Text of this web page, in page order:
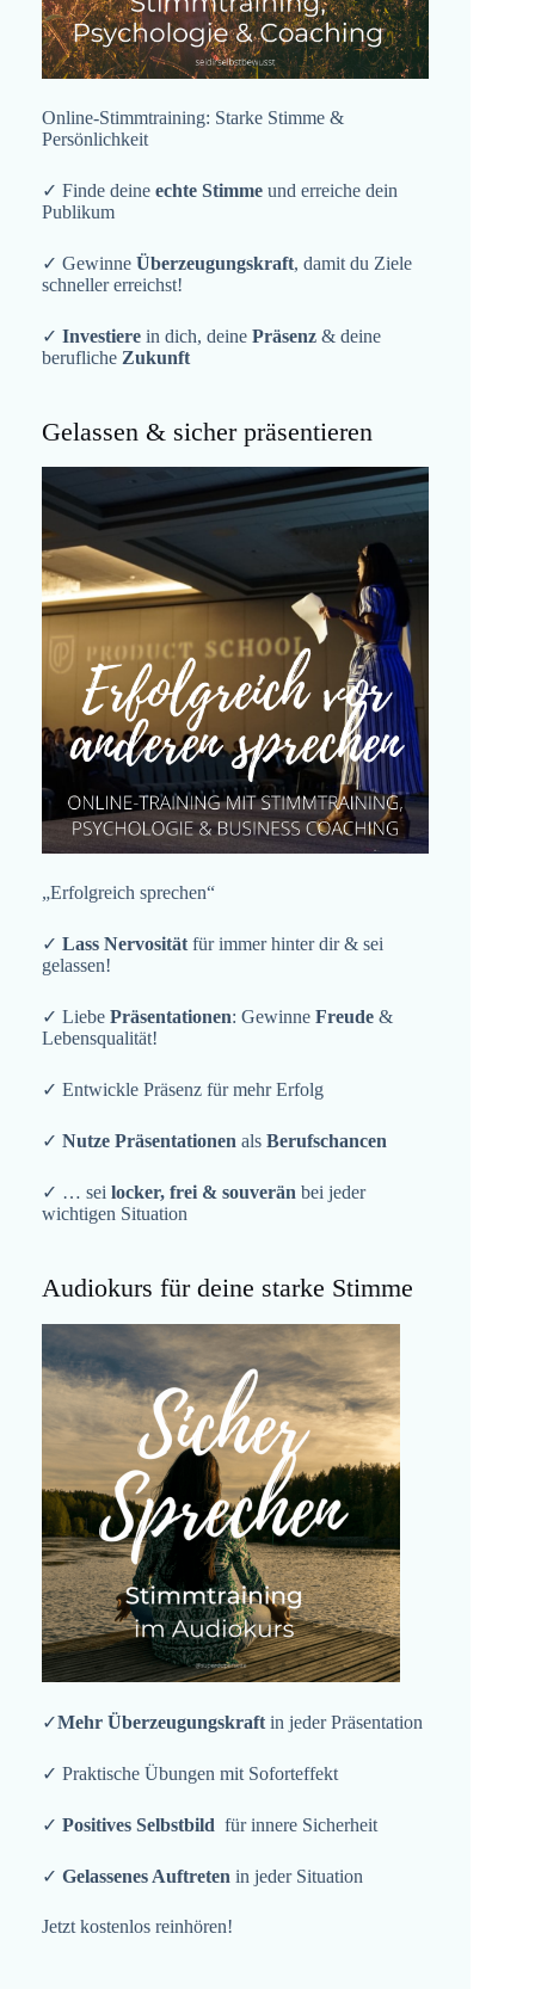
Online-Stimmtraining: Starke Stimme &
Persönlichkeit
✓ Finde deine echte Stimme und erreiche dein
Publikum
✓ Gewinne Überzeugungskraft, damit du Ziele
schneller erreichst!
✓ Investiere in dich, deine Präsenz & deine
berufliche Zukunft
Gelassen & sicher präsentieren
„Erfolgreich sprechen“
✓ Lass Nervositätfür immer hinter dir & sei
gelassen!
✓ Liebe Präsentationen: Gewinne Freude &
Lebensqualität!
✓ Entwickle Präsenz für mehr Erfolg
✓ Nutze Präsentationen als Berufschancen
✓ … sei locker, frei & souverän bei jeder
wichtigen Situation
Audiokurs für deine starke Stimme
✓Mehr Überzeugungskraft in jeder Präsentation
✓ Praktische Übungen mit Soforteffekt
✓ Positives Selbstbild für innere Sicherheit
✓ Gelassenes Auftreten in jeder Situation
Jetzt kostenlos reinhören!